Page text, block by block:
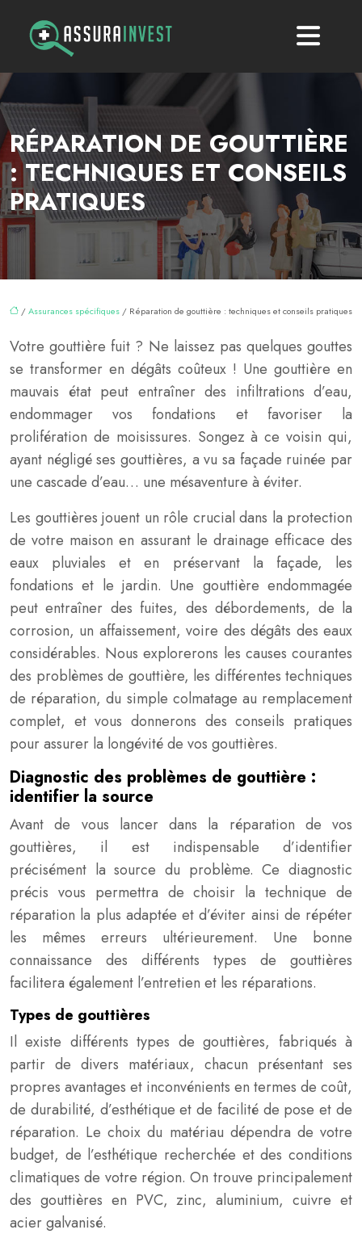
RÉPARATION DE GOUTTIÈRE
: TECHNIQUES ET CONSEILS
PRATIQUES
/Assurances spécifiques / Réparation de gouttière : techniques et conseils pratiques
Votre gouttière fuit ? Ne laissez pas quelques gouttes
se transformer en dégâts coûteux ! Une gouttière en
mauvais état peut entraîner des infiltrations d’eau,
endommager vos fondations et favoriser la
prolifération de moisissures. Songez à ce voisin qui,
ayant négligé ses gouttières, a vu sa façade ruinée par
une cascade d’eau… une mésaventure à éviter.
Les gouttières jouent un rôle crucial dans la protection
de votre maison en assurant le drainage efficace des
eaux pluviales et en préservant la façade, les
fondations et le jardin. Une gouttière endommagée
peut entraîner des fuites, des débordements, de la
corrosion, un affaissement, voire des dégâts des eaux
considérables. Nous explorerons les causes courantes
des problèmes de gouttière, les différentes techniques
de réparation, du simple colmatage au remplacement
complet, et vous donnerons des conseils pratiques
pour assurer la longévité de vos gouttières.
Diagnostic des problèmes de gouttière :
identifier la source
Avant de vous lancer dans la réparation de vos
gouttières, il est indispensable d’identifier
précisément la source du problème. Ce diagnostic
précis vous permettra de choisir la technique de
réparation la plus adaptée et d’éviter ainsi de répéter
les mêmes erreurs ultérieurement. Une bonne
connaissance des différents types de gouttières
facilitera également l’entretien et les réparations.
Types de gouttières
Il existe différents types de gouttières, fabriqués à
partir de divers matériaux, chacun présentant ses
propres avantages et inconvénients en termes de coût,
de durabilité, d’esthétique et de facilité de pose et de
réparation. Le choix du matériau dépendra de votre
budget, de l’esthétique recherchée et des conditions
climatiques de votre région. On trouve principalement
des gouttières en PVC, zinc, aluminium, cuivre et
acier galvanisé.